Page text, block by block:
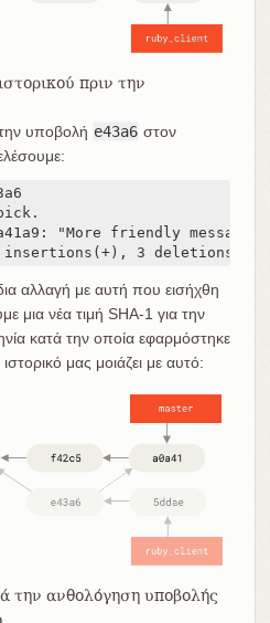
πριν την
υποβολή e43a6 στον
"More friendly
3 deletions(-)
αλλαγή με αυτή που εισήχθη
μια νέα τιμή SHA-1 για την
κατά την οποία εφαρμόστηκε
μας μοιάζει με αυτό:
την ανθολόγηση υποβολής